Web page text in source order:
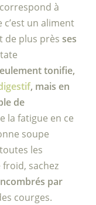
à
c’est un aliment
de plus prèsses
tonifie,
, mais en
de
la fatigue en ce
soupe
les
sachez
par
courges.